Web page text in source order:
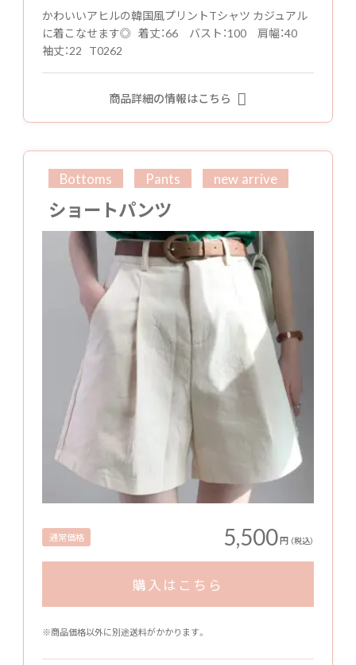
かわいいアヒルの韓国風プリントTシャツ カジュアル
に着こなせます◎ 着丈：66 バスト：100 肩幅：40
袖丈：22 T0262
商品詳細の情報はこちら
Bottoms Pants new arrive
ショートパンツ
通常価格 5,500円 （税込）
購入はこちら
※商品価格以外に別途送料がかかります。